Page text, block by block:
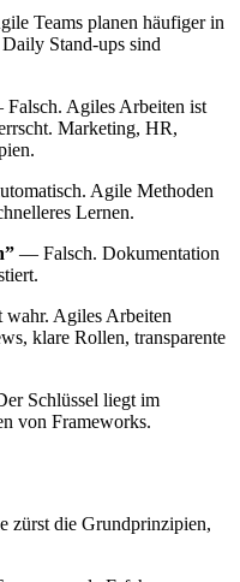
Teams planen häufiger in
Stand-ups sind
Agiles Arbeiten ist
Marketing, HR,
Agile Methoden
Lernen.
— Falsch. Dokumentation
Agiles Arbeiten
klare Rollen, transparente
Schlüssel liegt im
von Frameworks.
zürst die Grundprinzipien,